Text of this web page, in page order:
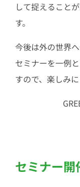
して捉えること
す。
今後は外の世界
セミナーを一例
すので、楽しみ
セミナー開